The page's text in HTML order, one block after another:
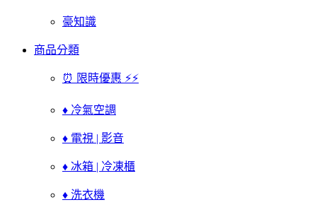
豪知識
商品分類
⏰ 限時優惠 ⚡⚡
♦ 冷氣空調
♦ 電視 | 影音
♦ 冰箱 | 冷凍櫃
♦ 洗衣機